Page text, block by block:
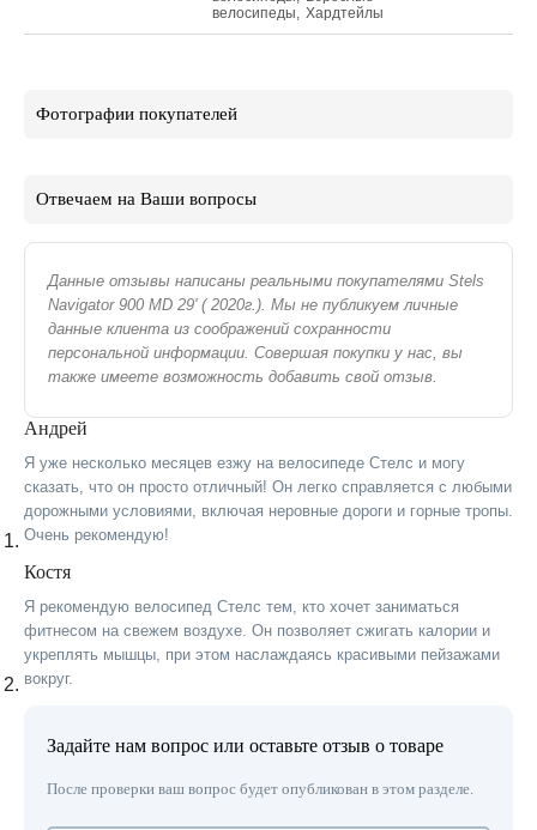
велосипеды, Хардтейлы
Фотографии покупателей
Отвечаем на Ваши вопросы
Данные отзывы написаны реальными покупателями Stels
Navigator 900 MD 29' ( 2020г.). Мы не публикуем личные
данные клиента из соображений сохранности
персональной информации. Совершая покупки у нас, вы
также имеете возможность добавить свой отзыв.
Андрей
Я уже несколько месяцев езжу на велосипеде Стелс и могу
сказать, что он просто отличный! Он легко справляется с любыми
дорожными условиями, включая неровные дороги и горные тропы.
Очень рекомендую!
Костя
Я рекомендую велосипед Стелс тем, кто хочет заниматься
фитнесом на свежем воздухе. Он позволяет сжигать калории и
укреплять мышцы, при этом наслаждаясь красивыми пейзажами
вокруг.
Задайте нам вопрос или оставьте отзыв о товаре
После проверки ваш вопрос будет опубликован в этом разделе.